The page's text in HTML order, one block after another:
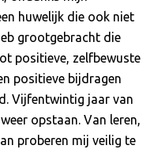
huwelijk die ook niet
grootgebracht die
positieve, zelfbewuste
positieve bijdragen
Vijfentwintig jaar van
opstaan. Van leren,
proberen mij veilig te